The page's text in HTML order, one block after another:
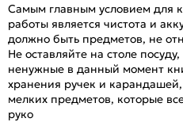
Самым главным условием для
работы является чистота и
должно быть предметов, не
Не оставляйте на столе
ненужные в данный момент
хранения ручек и карандашей,
мелких предметов, которые
руко